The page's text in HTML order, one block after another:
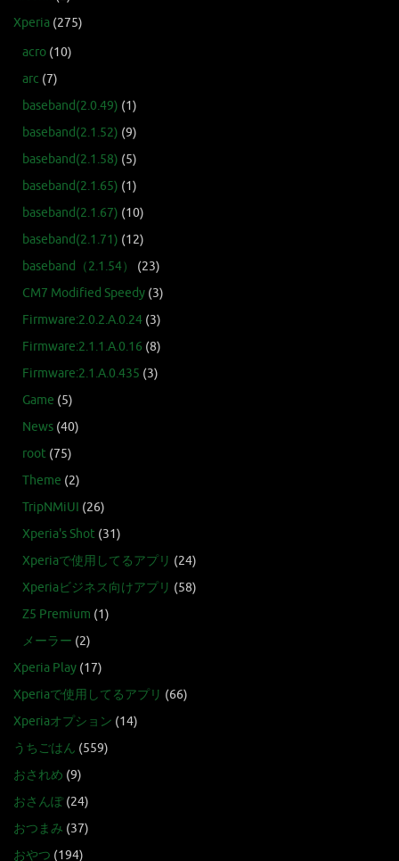
Xperia (275)
acro (10)
arc (7)
baseband(2.0.49) (1)
baseband(2.1.52) (9)
baseband(2.1.58) (5)
baseband(2.1.65) (1)
baseband(2.1.67) (10)
baseband(2.1.71) (12)
baseband（2.1.54）
(23)
CM7 Modified Speedy (3)
Firmware:2.0.2.A.0.24 (3)
Firmware:2.1.1.A.0.16 (8)
Firmware:2.1.A.0.435 (3)
Game (5)
News (40)
root (75)
Theme (2)
TripNMiUI (26)
Xperia's Shot (31)
Xperiaで使用してるアプリ (24)
Xperiaビジネス向けアプリ (58)
Z5 Premium (1)
メーラー (2)
Xperia Play (17)
Xperiaで使用してるアプリ (66)
Xperiaオプション (14)
うちごはん (559)
おされめ (9)
おさんぽ(24)
おつまみ (37)
おやつ (194)